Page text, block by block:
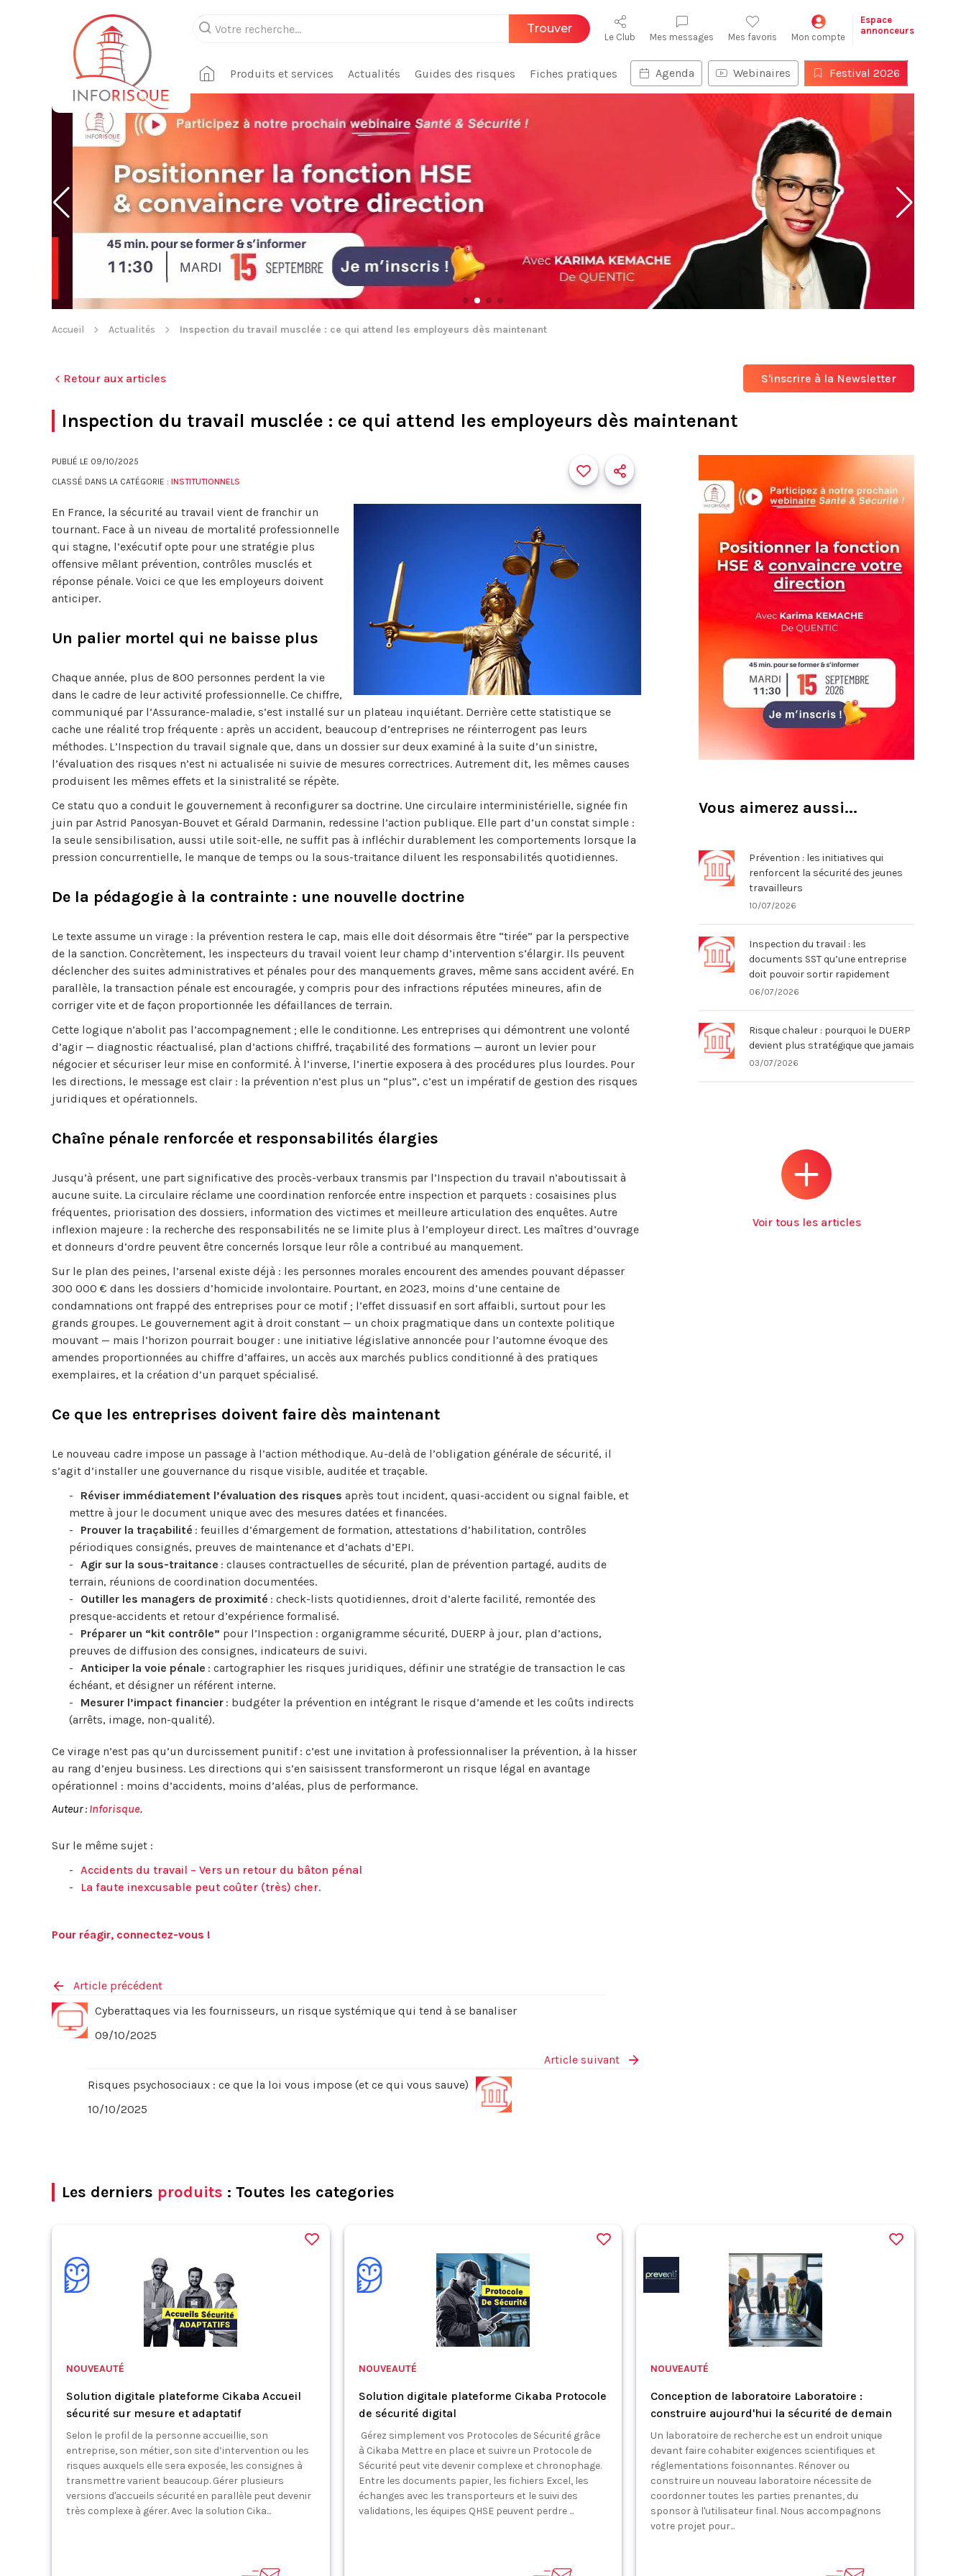
Trouver
Le Club Mes messages Mes favoris Mon compte
Espace
annonceurs
Produits et services Actualités Guides des risques Fiches pratiques Agenda Webinaires Festival 2026
Accueil Actualités Inspection du travail musclée : ce qui attend les employeurs dès maintenant
Retour aux articles S'inscrire à la Newsletter
Inspection du travail musclée : ce qui attend les employeurs dès maintenant
PUBLIÉ LE 09/10/2025
CLASSÉ DANS LA CATÉGORIE : INSTITUTIONNELS
En France, la sécurité au travail vient de franchir un
tournant. Face à un niveau de mortalité professionnelle
qui stagne, l’exécutif opte pour une stratégie plus
offensive mêlant prévention, contrôles musclés et
réponse pénale. Voici ce que les employeurs doivent
anticiper.
Un palier mortel qui ne baisse plus
Chaque année, plus de 800 personnes perdent la vie
dans le cadre de leur activité professionnelle. Ce chiffre,
communiqué par l’Assurance-maladie, s’est installé sur un plateau inquiétant. Derrière cette statistique se
cache une réalité trop fréquente : après un accident, beaucoup d’entreprises ne réinterrogent pas leurs
méthodes. L’Inspection du travail signale que, dans un dossier sur deux examiné à la suite d’un sinistre,
l’évaluation des risques n’est ni actualisée ni suivie de mesures correctrices. Autrement dit, les mêmes causes
produisent les mêmes effets et la sinistralité se répète.
Ce statu quo a conduit le gouvernement à reconfigurer sa doctrine. Une circulaire interministérielle, signée fin
juin par Astrid Panosyan-Bouvet et Gérald Darmanin, redessine l’action publique. Elle part d’un constat simple :
la seule sensibilisation, aussi utile soit-elle, ne suffit pas à infléchir durablement les comportements lorsque la
pression concurrentielle, le manque de temps ou la sous-traitance diluent les responsabilités quotidiennes.
De la pédagogie à la contrainte : une nouvelle doctrine
Le texte assume un virage : la prévention restera le cap, mais elle doit désormais être “tirée” par la perspective
de la sanction. Concrètement, les inspecteurs du travail voient leur champ d’intervention s’élargir. Ils peuvent
déclencher des suites administratives et pénales pour des manquements graves, même sans accident avéré. En
parallèle, la transaction pénale est encouragée, y compris pour des infractions réputées mineures, afin de
corriger vite et de façon proportionnée les défaillances de terrain.
Cette logique n’abolit pas l’accompagnement ; elle le conditionne. Les entreprises qui démontrent une volonté
d’agir — diagnostic réactualisé, plan d’actions chiffré, traçabilité des formations — auront un levier pour
négocier et sécuriser leur mise en conformité. À l’inverse, l’inertie exposera à des procédures plus lourdes. Pour
les directions, le message est clair : la prévention n’est plus un “plus”, c’est un impératif de gestion des risques
juridiques et opérationnels.
Chaîne pénale renforcée et responsabilités élargies
Jusqu’à présent, une part significative des procès-verbaux transmis par l’Inspection du travail n’aboutissait à
aucune suite. La circulaire réclame une coordination renforcée entre inspection et parquets : cosaisines plus
fréquentes, priorisation des dossiers, information des victimes et meilleure articulation des enquêtes. Autre
inflexion majeure : la recherche des responsabilités ne se limite plus à l’employeur direct. Les maîtres d’ouvrage
et donneurs d’ordre peuvent être concernés lorsque leur rôle a contribué au manquement.
Sur le plan des peines, l’arsenal existe déjà : les personnes morales encourent des amendes pouvant dépasser
300 000 € dans les dossiers d’homicide involontaire. Pourtant, en 2023, moins d’une centaine de
condamnations ont frappé des entreprises pour ce motif ; l’effet dissuasif en sort affaibli, surtout pour les
grands groupes. Le gouvernement agit à droit constant — un choix pragmatique dans un contexte politique
mouvant — mais l’horizon pourrait bouger : une initiative législative annoncée pour l’automne évoque des
amendes proportionnées au chiffre d’affaires, un accès aux marchés publics conditionné à des pratiques
exemplaires, et la création d’un parquet spécialisé.
Ce que les entreprises doivent faire dès maintenant
Le nouveau cadre impose un passage à l’action méthodique. Au-delà de l’obligation générale de sécurité, il
s’agit d’installer une gouvernance du risque visible, auditée et traçable.
Réviser immédiatement l’évaluation des risques après tout incident, quasi-accident ou signal faible, et
mettre à jour le document unique avec des mesures datées et financées.
Prouver la traçabilité : feuilles d’émargement de formation, attestations d’habilitation, contrôles
périodiques consignés, preuves de maintenance et d’achats d’EPI.
Agir sur la sous-traitance : clauses contractuelles de sécurité, plan de prévention partagé, audits de
terrain, réunions de coordination documentées.
Outiller les managers de proximité : check-lists quotidiennes, droit d’alerte facilité, remontée des
presque-accidents et retour d’expérience formalisé.
Préparer un “kit contrôle” pour l’Inspection : organigramme sécurité, DUERP à jour, plan d’actions,
preuves de diffusion des consignes, indicateurs de suivi.
Anticiper la voie pénale : cartographier les risques juridiques, définir une stratégie de transaction le cas
échéant, et désigner un référent interne.
Mesurer l’impact financier : budgéter la prévention en intégrant le risque d’amende et les coûts indirects
(arrêts, image, non-qualité).
Ce virage n’est pas qu’un durcissement punitif : c’est une invitation à professionnaliser la prévention, à la hisser
au rang d’enjeu business. Les directions qui s’en saisissent transformeront un risque légal en avantage
opérationnel : moins d’accidents, moins d’aléas, plus de performance.
Auteur : Inforisque.
Sur le même sujet :
Accidents du travail – Vers un retour du bâton pénal
La faute inexcusable peut coûter (très) cher.
Pour réagir, connectez-vous !
Article précédent
Cyberattaques via les fournisseurs, un risque systémique qui tend à se banaliser
09/10/2025
Article suivant
Risques psychosociaux : ce que la loi vous impose (et ce qui vous sauve)
10/10/2025
Vous aimerez aussi...
Prévention : les initiatives qui
renforcent la sécurité des jeunes
travailleurs
10/07/2026
Inspection du travail : les
documents SST qu’une entreprise
doit pouvoir sortir rapidement
06/07/2026
Risque chaleur : pourquoi le DUERP
devient plus stratégique que jamais
03/07/2026
Voir tous les articles
Les derniers produits : Toutes les categories
NOUVEAUTÉ
Solution digitale plateforme Cikaba Accueil
sécurité sur mesure et adaptatif
Selon le profil de la personne accueillie, son
entreprise, son métier, son site d’intervention ou les
risques auxquels elle sera exposée, les consignes à
transmettre varient beaucoup. Gérer plusieurs
versions d'accueils sécurité en parallèle peut devenir
très complexe à gérer. Avec la solution Cika...
NOUVEAUTÉ
Solution digitale plateforme Cikaba Protocole
de sécurité digital
Gérez simplement vos Protocoles de Sécurité grâce
à Cikaba Mettre en place et suivre un Protocole de
Sécurité peut vite devenir complexe et chronophage.
Entre les documents papier, les fichiers Excel, les
échanges avec les transporteurs et le suivi des
validations, les équipes QHSE peuvent perdre ...
NOUVEAUTÉ
Conception de laboratoire Laboratoire :
construire aujourd'hui la sécurité de demain
Un laboratoire de recherche est un endroit unique
devant faire cohabiter exigences scientifiques et
réglementations foisonnantes. Rénover ou
construire un nouveau laboratoire nécessite de
coordonner toutes les parties prenantes, du
sponsor à l'utilisateur final. Nous accompagnons
votre projet pour...